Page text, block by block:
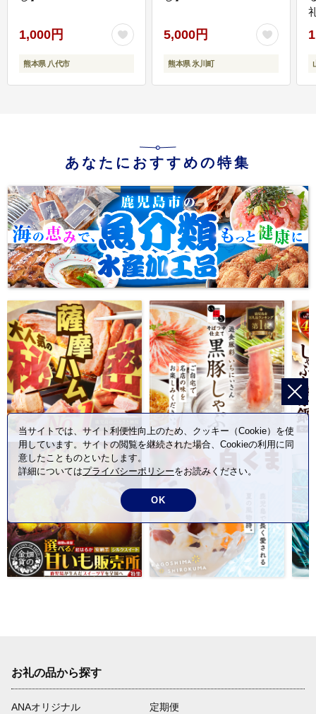
1,000円
熊本県 八代市
5,000円
熊本県 氷川町
あなたにおすすめの特集
お礼の品から探す
ANAオリジナル
定期便
当サイトでは、サイト利便性向上のため、クッキー（Cookie）を使
用しています。サイトの閲覧を継続された場合、Cookieの利用に同
意したことものといたします。
詳細についてはプライバシーポリシーをお読みください。
OK